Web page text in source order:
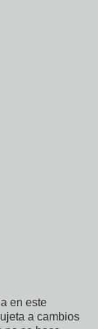
en este
a cambios